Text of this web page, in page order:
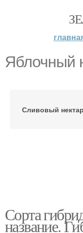
Яблочный
Сливовый
Сорта
название.